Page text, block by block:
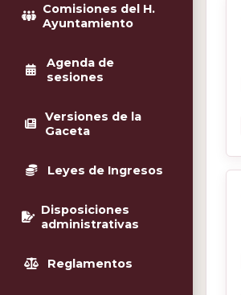
Comisiones del H.
Ayuntamiento
Agenda de
sesiones
Versiones de la
Gaceta
Leyes de Ingresos
Disposiciones
administrativas
Reglamentos